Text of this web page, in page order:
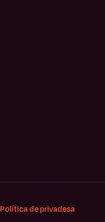
Política de privadesa